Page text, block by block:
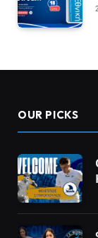
OUR PICKS